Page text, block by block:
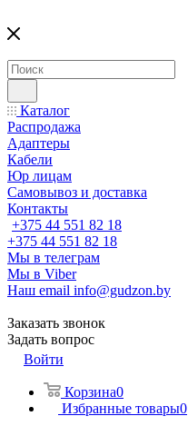
Каталог
Распродажа
Адаптеры
Кабели
Юр лицам
Самовывоз и доставка
Контакты
+375 44 551 82 18
+375 44 551 82 18
Мы в телеграм
Мы в Viber
Наш email info@gudzon.by
Заказать звонок
Задать вопрос
Войти
Корзина0
Избранные товары0